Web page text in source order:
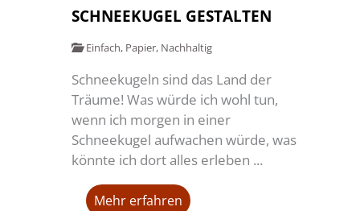
SCHNEEKUGEL GESTALTEN
Einfach, Papier, Nachhaltig
Schneekugeln sind das Land der
Träume! Was würde ich wohl tun,
wenn ich morgen in einer
Schneekugel aufwachen würde, was
könnte ich dort alles erleben ...
Mehr erfahren